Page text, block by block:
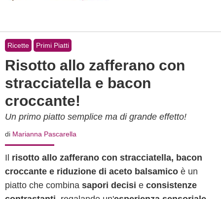
Ricette Primi Piatti
Risotto allo zafferano con
stracciatella e bacon
croccante!
Un primo piatto semplice ma di grande effetto!
di Marianna Pascarella
Il risotto allo zafferano con stracciatella, bacon
croccante e riduzione di aceto balsamico è un
piatto che combina sapori decisi e consistenze